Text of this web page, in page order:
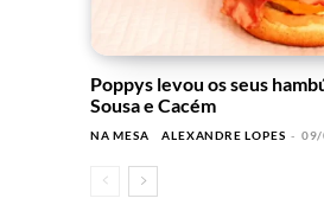
Poppys levou os seus
Sousa e Cacém
NA MESA ALEXANDRE LOPES -